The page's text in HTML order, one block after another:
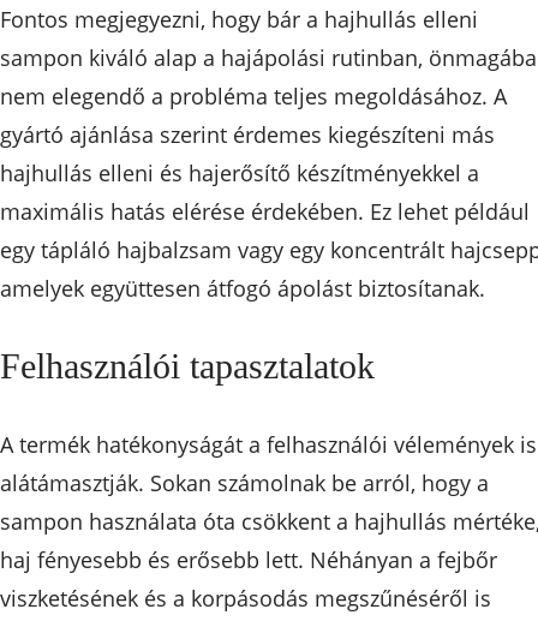
Fontos megjegyezni, hogy bár a hajhullás elleni
sampon kiváló alap a hajápolási rutinban,
nem elegendő a probléma teljes megoldásához. A
gyártó ajánlása szerint érdemes kiegészíteni más
hajhullás elleni és hajerősítő készítményekkel a
maximális hatás elérése érdekében. Ez lehet például
egy tápláló hajbalzsam vagy egy koncentrált
amelyek együttesen átfogó ápolást biztosítanak.
Felhasználói tapasztalatok
A termék hatékonyságát a felhasználói vélemények is
alátámasztják. Sokan számolnak be arról, hogy a
sampon használata óta csökkent a hajhullás
haj fényesebb és erősebb lett. Néhányan a fejbőr
viszketésének és a korpásodás megszűnéséről is